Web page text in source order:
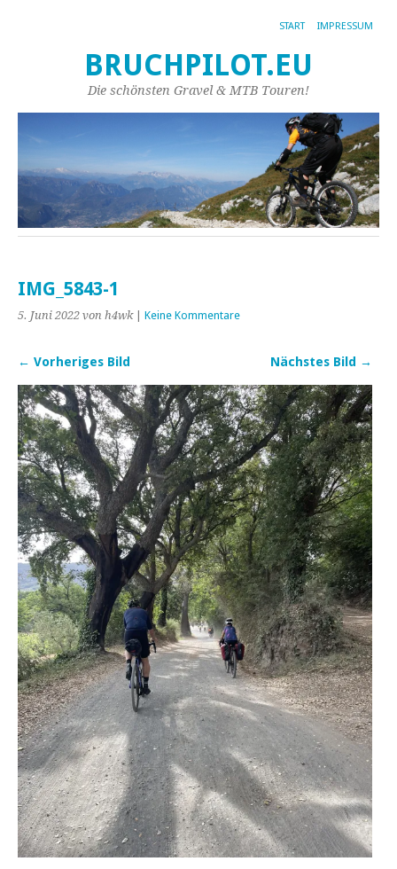
START IMPRESSUM
BRUCHPILOT.EU
Die schönsten Gravel & MTB Touren!
IMG_5843-1
5. Juni 2022 von h4wk| Keine Kommentare
← Vorheriges Bild Nächstes Bild →